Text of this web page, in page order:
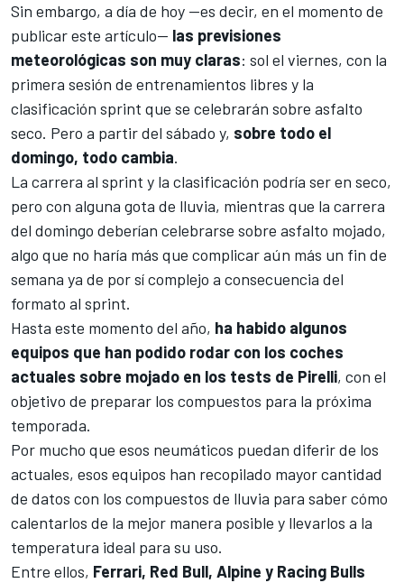
Sin embargo, a día de hoy —es decir, en el momento de
publicar este artículo— las previsiones
meteorológicas son muy claras: sol el viernes, con la
primera sesión de entrenamientos libres y la
clasificación sprint que se celebrarán sobre asfalto
seco. Pero a partir del sábado y, sobre todo el
domingo, todo cambia.
La carrera al sprint y la clasificación podría ser en seco,
pero con alguna gota de lluvia, mientras que la carrera
del domingo deberían celebrarse sobre asfalto mojado,
algo que no haría más que complicar aún más un fin de
semana ya de por sí complejo a consecuencia del
formato al sprint.
Hasta este momento del año, ha habido algunos
equipos que han podido rodar con los coches
actuales sobre mojado en los tests de Pirelli, con el
objetivo de preparar los compuestos para la próxima
temporada.
Por mucho que esos neumáticos puedan diferir de los
actuales, esos equipos han recopilado mayor cantidad
de datos con los compuestos de lluvia para saber cómo
calentarlos de la mejor manera posible y llevarlos a la
temperatura ideal para su uso.
Entre ellos, Ferrari, Red Bull, Alpine y Racing Bulls